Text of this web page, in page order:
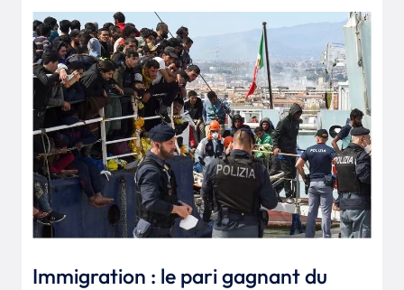
Immigration : le pari gagnant du